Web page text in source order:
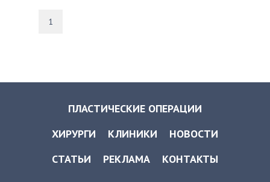
1
ПЛАСТИЧЕСКИЕ ОПЕРАЦИИ
ХИРУРГИ
КЛИНИКИ
НОВОСТИ
СТАТЬИ
РЕКЛАМА КОНТАКТЫ